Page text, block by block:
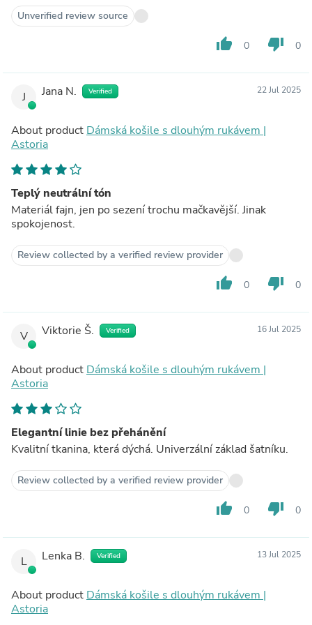
Unverified review source
thumb_up 0 thumb_down 0
J Jana N. Verified 22 Jul 2025
About product Dámská košile s dlouhým rukávem |
Astoria
Teplý neutrální tón
Materiál fajn, jen po sezení trochu mačkavější. Jinak
spokojenost.
Review collected by a verified review provider
thumb_up 0 thumb_down 0
V Viktorie Š. Verified 16 Jul 2025
About product Dámská košile s dlouhým rukávem |
Astoria
Elegantní linie bez přehánění
Kvalitní tkanina, která dýchá. Univerzální základ šatníku.
Review collected by a verified review provider
thumb_up 0 thumb_down 0
L Lenka B. Verified 13 Jul 2025
About product Dámská košile s dlouhým rukávem |
Astoria